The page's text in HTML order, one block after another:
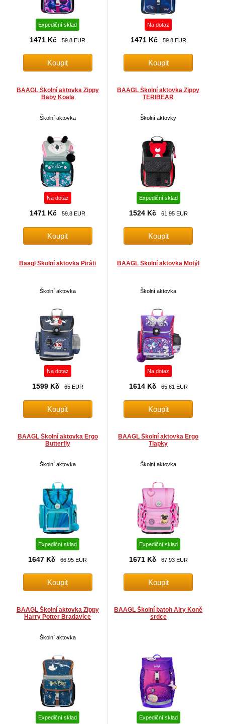
Expediční sklad
1471 Kč 59.8 EUR
Na dotaz
1471 Kč 59.8 EUR
BAAGL Školní aktovka Zippy
Baby Koala
Školní aktovka
Na dotaz
1471 Kč 59.8 EUR
BAAGL Školní aktovka Zippy
TERIBEAR
Školní aktovky
Expediční sklad
1524 Kč 61.95 EUR
Baagl Školní aktovka Piráti
Školní aktovka
Na dotaz
1599 Kč 65 EUR
BAAGL Školní aktovka Motýl
Školní aktovka
Na dotaz
1614 Kč 65.61 EUR
BAAGL Školní aktovka Ergo
Butterfly
Školní aktovka
Expediční sklad
1647 Kč 66.95 EUR
BAAGL Školní aktovka Ergo
Tlapky
Školní aktovka
Expediční sklad
1671 Kč 67.93 EUR
BAAGL Školní aktovka Zippy
Harry Potter Bradavice
Školní aktovka
Expediční sklad
BAAGL Školní batoh Airy Koně
srdce
Expediční sklad